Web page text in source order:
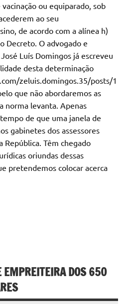
ou equiparado, sob
ao seu
de acordo com a alínea h)
Decreto. O advogado e
Luís Domingos já escreveu
desta determinação
zeluis.domingos.35/posts/1
que não abordaremos as
norma levanta. Apenas
de que uma janela de
gabinetes dos assessores
República. Têm chegado
oriundas dessas
pretendemos colocar acerca
EMPREITEIRA DOS 650